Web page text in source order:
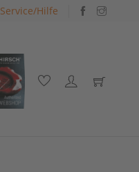
Service/Hilfe